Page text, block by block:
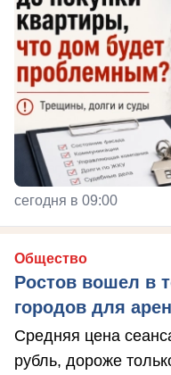
сегодня в 09:00
Общество
Ростов вошел в
городов для
Средняя цена
рубль, дороже